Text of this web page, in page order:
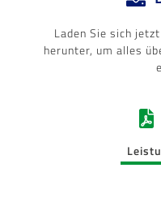
Laden Sie sich
herunter, um alles